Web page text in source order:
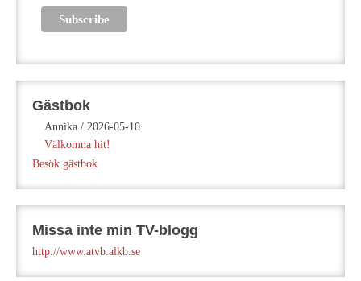
Gästbok
Annika / 2026-05-10
Välkomna hit!
Besök gästbok
Missa inte min TV-blogg
http://www.atvb.alkb.se